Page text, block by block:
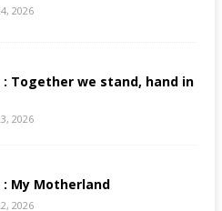
2026
: Together we stand, hand in
2026
: My Motherland
2026